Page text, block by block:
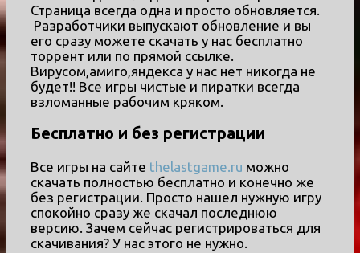
Страница всегда одна и просто обновляется.
Разработчики выпускают обновление и вы
его сразу можете скачать у нас бесплатно
торрент или по прямой ссылке.
Вирусом,амиго,яндекса у нас нет никогда не
будет!! Все игры чистые и пиратки всегда
взломанные рабочим кряком.
Бесплатно и без регистрации
Все игры на сайте thelastgame.ru можно
скачать полностью бесплатно и конечно же
без регистрации. Просто нашел нужную игру
спокойно сразу же скачал последнюю
версию. Зачем сейчас регистрироваться для
скачивания? У нас этого не нужно.